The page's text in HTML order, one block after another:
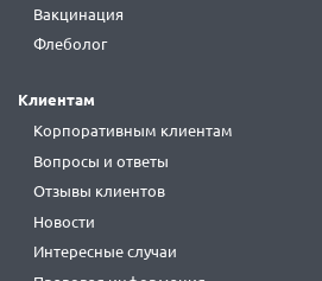
Вакцинация
Флеболог
Клиентам
Корпоративным клиентам
Вопросы и ответы
Отзывы клиентов
Новости
Интересные случаи